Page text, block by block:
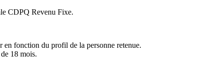
CDPQ Revenu Fixe.
en fonction du profil de la personne retenue.
18 mois.